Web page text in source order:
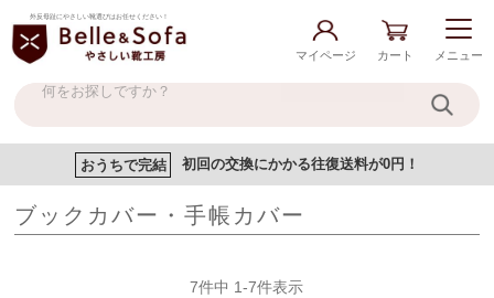
外反母趾にやさしい靴選びはお任せください！
マイページ カート メニュー
おうちで完結 初回の交換にかかる往復送料が0円！
ブックカバー・手帳カバー
7件中 1-7件表示